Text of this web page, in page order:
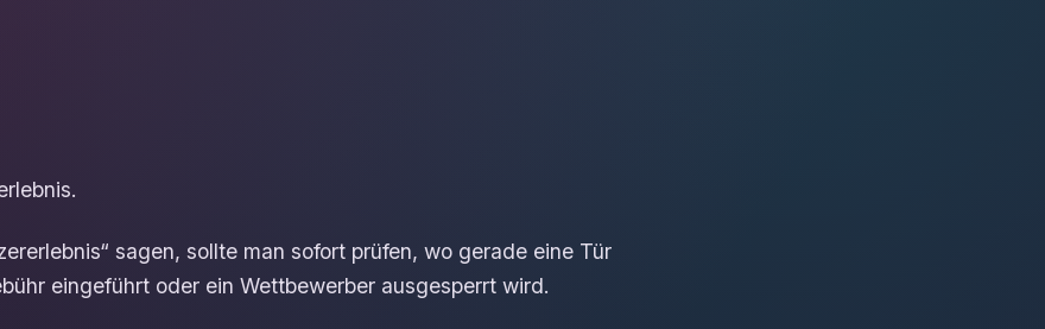
sagen, sollte man sofort prüfen, wo gerade eine Tür
eingeführt oder ein Wettbewerber ausgesperrt wird.